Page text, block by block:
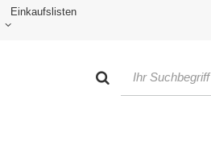
Einkaufslisten